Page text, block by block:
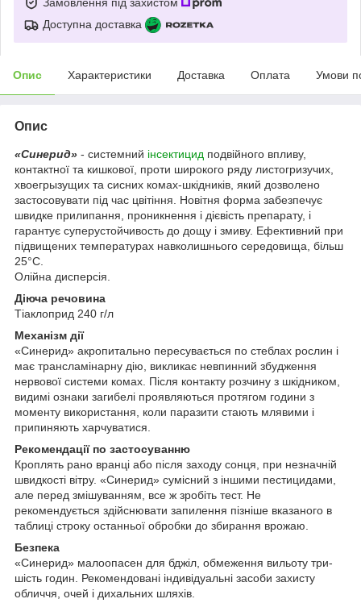
Доступна доставка
Опис Характеристики Доставка Оплата Умови
Опис
«Синерид» - системний інсектицид подвійного впливу,
контактної та кишкової, проти широкого ряду листогризучих,
хвоегрызущих та сисних комах-шкідників, який дозволено
застосовувати під час цвітіння. Новітня форма забезпечує
швидке прилипання, проникнення і дієвість препарату, і
гарантує суперустойчивость до дощу і змиву. Ефективний при
підвищених температурах навколишнього середовища, більш
25°С.
Олійна дисперсія.
Діюча речовина
Тіаклоприд 240 г/л
Механізм дії
«Синерид» акропитально пересувається по стеблах рослин і
має трансламінарну дію, викликає невпинний збудження
нервової системи комах. Після контакту розчину з шкідником,
видимі ознаки загибелі проявляються протягом години з
моменту використання, коли паразити стають млявими і
припиняють харчуватися.
Рекомендації по застосуванню
Кроплять рано вранці або після заходу сонця, при незначній
швидкості вітру. «Синерид» сумісний з іншими пестицидами,
але перед змішуванням, все ж зробіть тест. Не
рекомендується здійснювати запилення пізніше вказаного в
таблиці строку останньої обробки до збирання врожаю.
Безпека
«Синерид» малоопасен для бджіл, обмеження вильоту три-
шість годин. Рекомендовані індивідуальні засоби захисту
обличчя, очей і дихальних шляхів.